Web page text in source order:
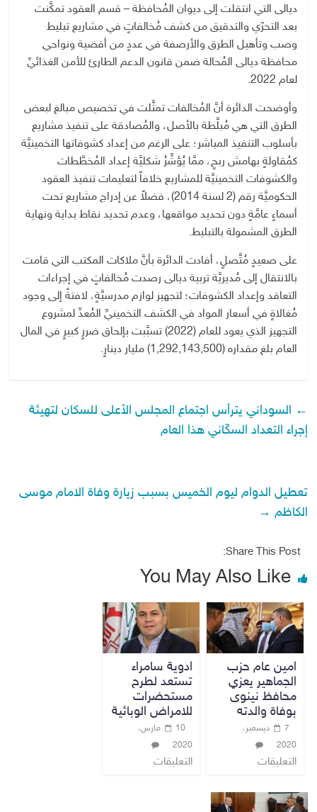
ديالى التي انتقلت إلى ديوان المُحافظة – قسم العقود تمكَّنت
بعد التحرّي والتدقيق من كشف مُخالفاتٍ في مشاريع تبليط
وصب وتأهيل الطرق والأرصفة في عددٍ من أقضية ونواحي
محافظة ديالى المُحالة ضمن قانون الدعم الطارئ للأمن الغذائيِّ
لعام 2022.
وأوضحت الدائرة أنَّ المُخالفات تمثَّلت في تخصيص مبالغ لبعض
الطرق التي هي مُبلَّطة بالأصل، والمُصادقة على تنفيذ مشاريع
بأسلوب التنفيذ المباشر؛ على الرغم من إعداد كشوفاتها التخمينيَّة
كمُقاولةٍ بهامش ربحٍ، ممَّا يُؤشِّرُ شكليَّة إعداد المُخطَّطات
والكشوفات التخمينيَّة للمشاريع خلافاً لتعليمات تنفيذ العقود
الحكوميَّة رقم (2 لسنة 2014)، فضلاً عن إدراج مشاريع تحت
أسماءٍ عامَّةٍ دون تحديد مواقعها، وعدم تحديد نقاط بداية ونهاية
الطرق المشمولة بالتبليط.
على صعيدٍ مُتَّصلٍ، أفادت الدائرة بأنَّ ملاكات المكتب التي قامت
بالانتقال إلى مُديريَّة تربية ديالى رصدت مُخالفاتٍ في إجراءات
التعاقد وإعداد الكشوفات؛ لتجهيز لوازم مدرسيَّةٍ، لافتةً إلى وجود
مُغالاةٍ في أسعار المواد في الكشف التخمينيِّ المُعدِّ لمشروع
التجهيز الذي يعود للعام (2022) تسبَّبت بإلحاق ضررٍ كبيرٍ في المال
العام بلغ مقداره (1,292,143,500) مليار دينارٍ.
← السوداني يترأس اجتماع المجلس الأعلى للسكان لتهيئة
إجراء التعداد السكّاني هذا العام
تعطيل الدوام ليوم الخميس بسبب زيارة وفاة الامام موسى
الكاظم →
Share This Post:
You May Also Like
امين عام حزب
الجماهير يعزي
محافظ نينوى
بوفاة والدته
7 ديسمبر،
2020
التعليقات
ادوية سامراء
تستعد لطرح
مستحضرات
للامراض الوبائية
10 مارس،
2020
التعليقات